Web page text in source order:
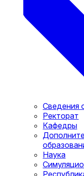
Сведения
Ректорат
Кафедры
Наука